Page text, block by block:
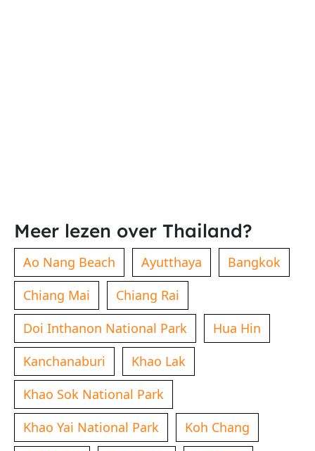
Meer lezen over Thailand?
Ao Nang Beach Ayutthaya
Bangkok
Chiang Mai
Chiang Rai
Doi Inthanon National Park
Hua Hin
Kanchanaburi
Khao Lak
Khao Sok National Park
Khao Yai National Park
Koh Chang